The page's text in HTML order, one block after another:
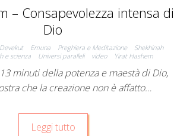
– Consapevolezza intensa di
Dio
Devekut Emuna Preghiera e Meditazione
Shekhinah
e scienza Universi paralleli video Yirat Hashem
minuti della potenza e maestà di Dio,
che la creazione non è affatto…
Leggi tutto